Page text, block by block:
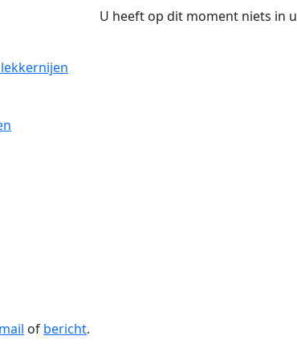
U heeft op dit moment niets in
of bericht.